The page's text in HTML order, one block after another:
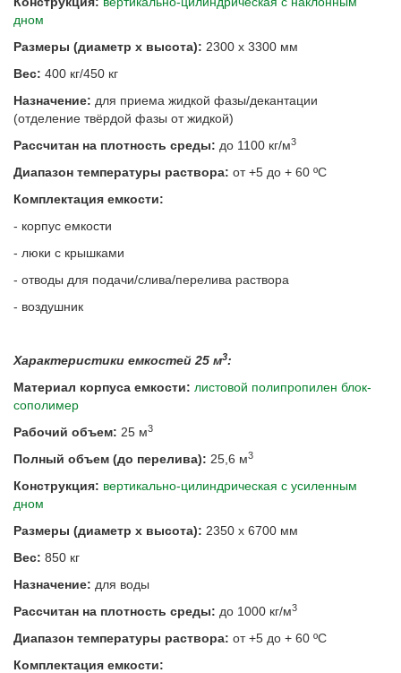
дном
Размеры (диаметр х высота): 2300 х 3300 мм
Вес: 400 кг/450 кг
Назначение: для приема жидкой фазы/декантации
(отделение твёрдой фазы от жидкой)
Рассчитан на плотность среды: до 1100 кг/м3
Диапазон температуры раствора: от +5 до + 60 ºС
Комплектация емкости:
- корпус емкости
- люки с крышками
- отводы для подачи/слива/перелива раствора
- воздушник
Характеристики емкостей 25 м3:
Материал корпуса емкости: листовой полипропилен блок-
сополимер
Рабочий объем: 25 м3
Полный объем (до перелива): 25,6 м3
Конструкция: вертикально-цилиндрическая с усиленным
дном
Размеры (диаметр х высота): 2350 х 6700 мм
Вес: 850 кг
Назначение: для воды
Рассчитан на плотность среды: до 1000 кг/м3
Диапазон температуры раствора: от +5 до + 60 ºС
Комплектация емкости: